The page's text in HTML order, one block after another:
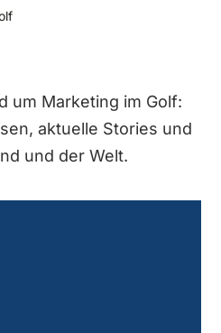
um Marketing im Golf:
aktuelle Stories und
und der Welt.